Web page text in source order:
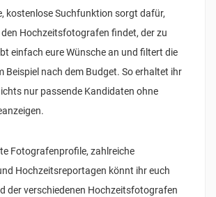
kostenlose Suchfunktion sorgt dafür,
Hochzeitsfotografen findet, der zu
einfach eure Wünsche an und filtert die
Beispiel nach dem Budget. So erhaltet ihr
nur passende Kandidaten ohne
Fotografenprofile, zahlreiche
Hochzeitsreportagen könnt ihr euch
der verschiedenen Hochzeitsfotografen